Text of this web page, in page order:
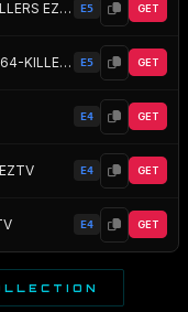
12 Monkeys S03E05 REPACK HDTV x264-KILLERS EZTV E5 GET
12 Monkeys S03E05 REPACK 720p HDTV x264-KILLERS EZTV E5 GET
E4 GET
E4 GET
E4 GET